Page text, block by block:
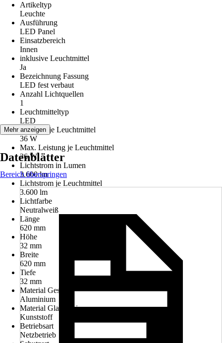
Artikeltyp
Leuchte
Ausführung
LED Panel
Einsatzbereich
Innen
inklusive Leuchtmittel
Ja
Bezeichnung Fassung
LED fest verbaut
Anzahl Lichtquellen
1
Leuchtmitteltyp
LED
Leistung je Leuchtmittel
36 W
Max. Leistung je Leuchtmittel
36 W
Lichtstrom in Lumen
3.600 lm
Lichtstrom je Leuchtmittel
3.600 lm
Lichtfarbe
Neutralweiß
Länge
620 mm
Höhe
32 mm
Breite
620 mm
Tiefe
32 mm
Material Gestell
Aluminium
Material Glas/Schirm
Kunststoff
Betriebsart
Netzbetrieb
Mehr anzeigen
Datenblätter
Bereich überspringen